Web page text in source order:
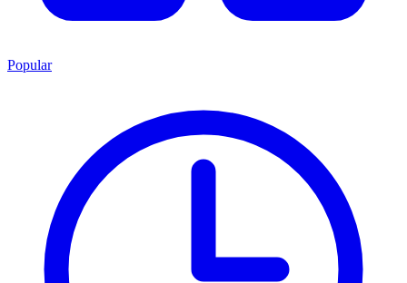
Popular